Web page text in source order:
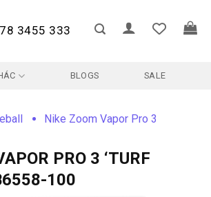
3455 333
BLOGS
SALE
Nike Zoom Vapor Pro 3
PRO 3 ‘TURF
100